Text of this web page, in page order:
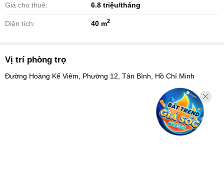
Giá cho thuê: 6.8 triệu/tháng
Diện tích: 40 m2
Vị trí phòng trọ
Đường Hoàng Kế Viêm, Phường 12, Tân Bình, Hồ Chí Minh